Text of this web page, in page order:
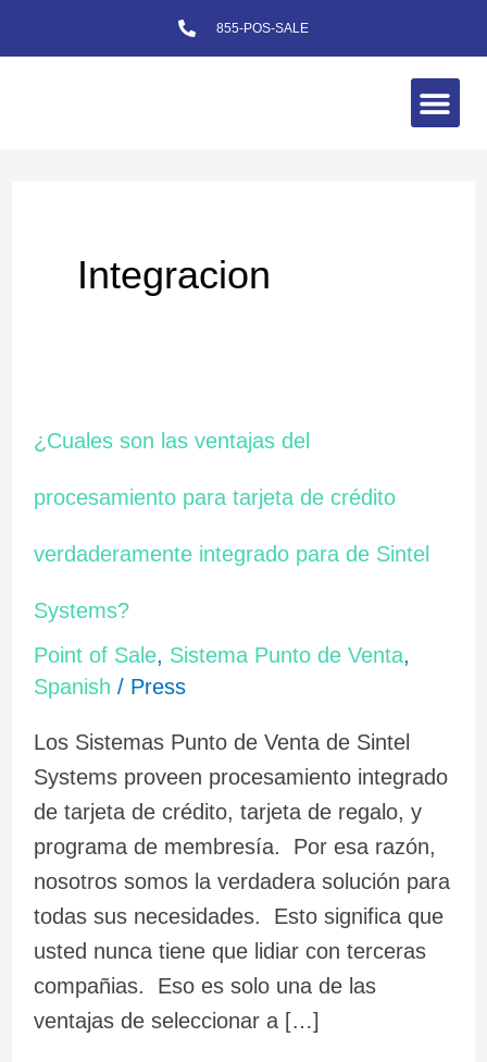
to
855-POS-SALE
Integracion
¿Cuales son las ventajas del
procesamiento para tarjeta de crédito
verdaderamente integrado para de Sintel
Systems?
Point of Sale, Sistema Punto de Venta,
Spanish / Press
Los Sistemas Punto de Venta de Sintel
Systems proveen procesamiento integrado
de tarjeta de crédito, tarjeta de regalo, y
programa de membresía. Por esa razón,
nosotros somos la verdadera solución para
todas sus necesidades. Esto significa que
usted nunca tiene que lidiar con terceras
compañias. Eso es solo una de las
ventajas de seleccionar a […]
son
las
del
para
tarjeta
de
crédito
verdaderamente
integrado
para
de
Sintel
Systems?